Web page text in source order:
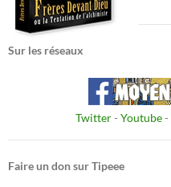
Sur les réseaux
Twitter- Youtube-
Faire un don sur Tipeee